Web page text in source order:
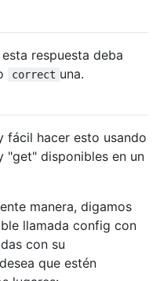
respuesta deba
correct una.
fácil hacer esto usando
"get" disponibles en un
manera, digamos
llamada config con
con su
que estén